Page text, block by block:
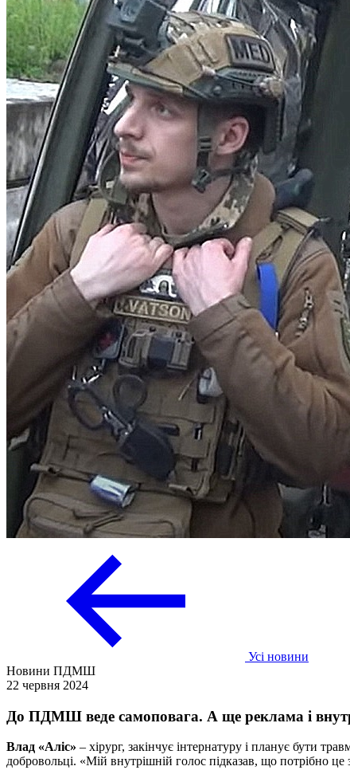
Усі новини
Новини ПДМШ
22 червня 2024
До ПДМШ веде самоповага. А ще реклама і
Влад «Аліс» – хірург, закінчує інтернатуру і планує бути
добровольці. «Мій внутрішній голос підказав, що потрібно це